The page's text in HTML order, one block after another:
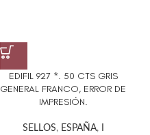
EDIFIL 927 *. 50 CTS GRIS
GENERAL FRANCO, ERROR DE
IMPRESIÓN.
SELLOS, ESPAÑA,